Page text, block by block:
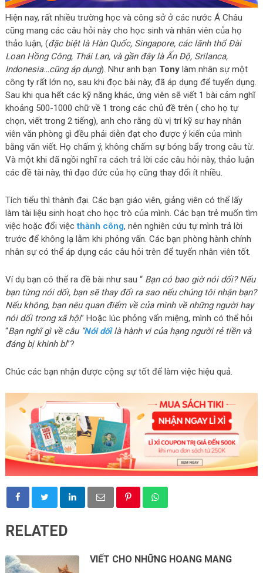
Hiện nay, rất nhiều trường học và công sở ở các nước Á Châu
cũng mang các câu hỏi này cho học sinh và nhân viên của họ
thảo luận, (đặc biệt là Hàn Quốc, Singapore, các lãnh thổ Đài
Loan Hồng Công, Thái Lan, và gần đây là Ấn Độ, Srilanca,
Indonesia…cũng áp dụng). Như anh bạn Tonylàm nhân sự một
công ty rất lớn nọ, sau khi đọc bài này, đã áp dụng để tuyển dụng.
Sau khi qua hết các kỹ năng khác, ứng viên sẽ viết 1 bài cảm nghĩ
khoảng 500-1000 chữ về 1 trong các chủ đề trên ( cho họ tự
chọn, viết trong 2 tiếng), anh cho rằng dù vị trí kỹ sư hay nhân
viên văn phòng gì đều phải diễn đạt cho được ý kiến của mình
bằng văn viết. Họ chấm ý, không chấm sự bóng bẩy trong câu từ.
Và một khi đã ngồi nghĩ ra cách trả lời các câu hỏi này, thảo luận
các đề tài này, thì đạo đức của họ cũng thay đổi ít nhiều.
Tích tiểu thì thành đại. Các bạn giáo viên, giảng viên có thể lấy
làm tài liệu sinh hoạt cho học trò của mình. Các bạn trẻ muốn tìm
việc hoặc đổi việcthành công, nên nghiên cứu tự mình trả lời
trước để không lạ lẫm khi phỏng vấn. Các bạn phòng hành chính
nhân sự có thể áp dụng các câu hỏi trên để tuyển nhân viên tốt.
Ví dụ bạn có thể ra đề bài như sau “ Bạn có bao giờ nói dối? Nếu
bạn từng nói dối, bạn sẽ thay đổi ra sao nếu chúng tôi nhận bạn?
Nếu không, bạn nêu quan điểm về của mình về những người hay
nói dối trong xã hội” Hoặc lúc phỏng vấn miệng, mình có thể hỏi
“Bạn nghĩ gì về câu “Nói dốilà hành vi của hạng người rẻ tiền và
đáng bị khinh bỉ”?
Chúc các bạn nhận được cộng sự tốt để làm việc hiệu quả.
RELATED
VIẾT CHO NHỮNG HOANG MANG